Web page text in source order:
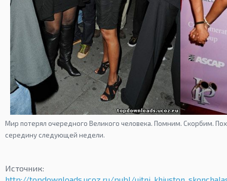
Мир потерял очередного Великого человека. Помним. Скорбим.
середину следующей недели.
Источник: